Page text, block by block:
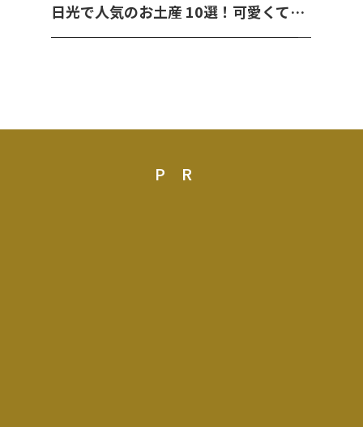
日光で人気のお土産 10選！可愛くて美味しいお菓子を紹介！
PR